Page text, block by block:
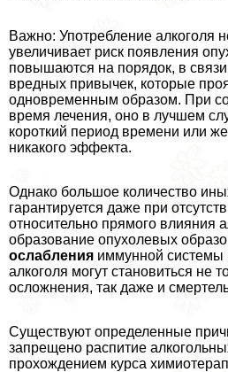
Важно: Употрeбление алкоголя
увеличивает риск появления
повышаются на порядок, в
вредных привычек, которые
одновременным образом. При
время лечения, оно в лучшем
короткий период времени или
никакого эффекта.
Однако большое количество
гарантируется даже при
относительно прямого влияния
образование опухолевых
ослабления иммунной системы
алкоголя могут становиться не
осложнения, так даже и
Существуют определенные
запрещено распитие
прохождением курса